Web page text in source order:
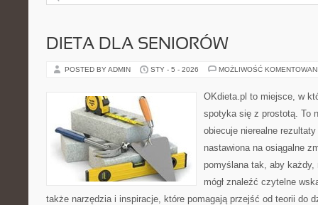
DIETA DLA SENIORÓW
POSTED BY ADMIN STY - 5 - 2026 MOŻLIWOŚĆ
OKdieta.pl to miejsce, w
spotyka się z prostotą. To
obiecuje nierealne
nastawiona na osiągalne
pomyślana tak, aby
mógł znaleźć czytelne
także narzędzia i inspiracje, które pomagają przejść od teorii do